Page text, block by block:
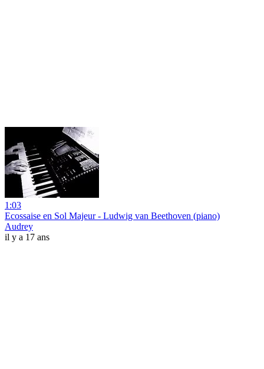
1:03
Ecossaise en Sol Majeur - Ludwig van Beethoven (piano)
Audrey
il y a 17 ans